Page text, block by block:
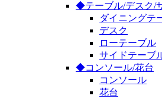
◆テーブル/デスク/
ダイニングテ
デスク
ローテーブル
サイドテーブ
◆コンソール/花台
コンソール
花台